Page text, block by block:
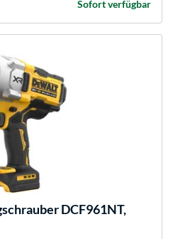
Sofort verfügbar
DCF961NT,